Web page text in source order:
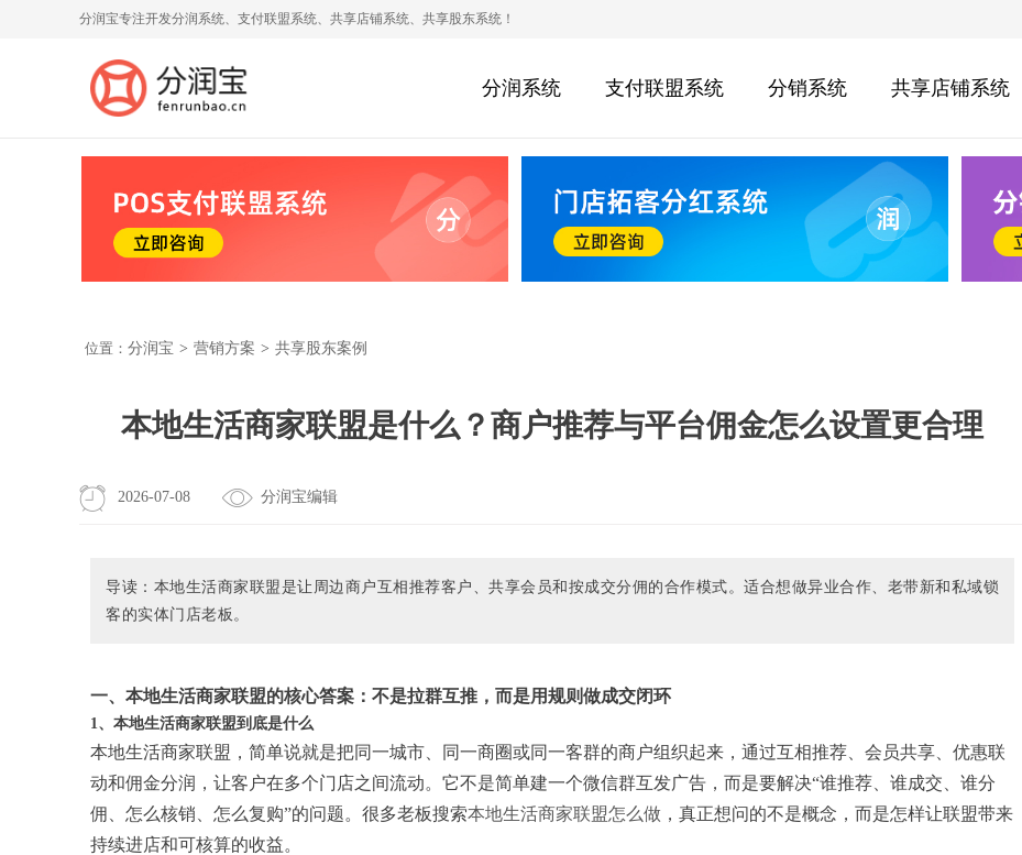
分润宝专注开发分润系统、支付联盟系统、共享店铺系统、共享股东系统！
分润系统 支付联盟系统 分销系统 共享店铺系统
位置： 分润宝 > 营销方案 > 共享股东案例
本地生活商家联盟是什么？商户推荐与平台佣金怎么设置更合理
2026-07-08 分润宝编辑
导读：本地生活商家联盟是让周边商户互相推荐客户、共享会员和按成交分佣的合作模式。适合想做异业合作、老带新和私域锁
客的实体门店老板。
一、本地生活商家联盟的核心答案：不是拉群互推，而是用规则做成交闭环
1、本地生活商家联盟到底是什么
本地生活商家联盟，简单说就是把同一城市、同一商圈或同一客群的商户组织起来，通过互相推荐、会员共享、优惠联
动和佣金分润，让客户在多个门店之间流动。它不是简单建一个微信群互发广告，而是要解决“谁推荐、谁成交、谁分
佣、怎么核销、怎么复购”的问题。很多老板搜索本地生活商家联盟怎么做 ，真正想问的不是概念，而是怎样让联盟带来
持续进店和可核算的收益。